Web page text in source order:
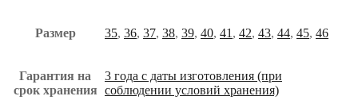
Размер 35, 36, 37, 38, 39, 40, 41 , 42, 43, 44, 45, 46
Гарантия на
срок хранения
3 года с даты изготовления (при
соблюдении условий хранения)